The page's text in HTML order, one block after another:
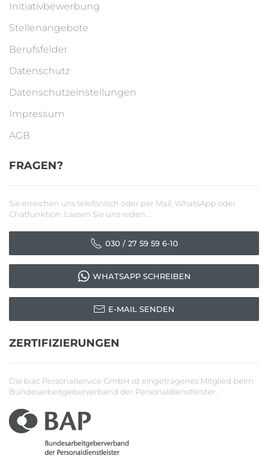
Initiativbewerbung
Stellenangebote
Berufsfelder
Datenschutz
Datenschutzeinstellungen
Impressum
AGB
FRAGEN?
Sie erreichen uns telefonisch oder per Mail, WhatsApp oder
Chatfunktion. Lassen Sie uns reden...
030 / 27 59 59 6-10
WHATSAPP SCHREIBEN
E-MAIL SENDEN
ZERTIFIZIERUNGEN
Die biac Personalservice GmbH ist eingetragenes Mitglied beim
Bundesarbeitgeberverband der Personaldienstleister.